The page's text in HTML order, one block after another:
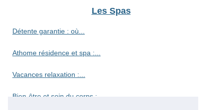
Les Spas
Détente garantie : où...
Athome résidence et spa :...
Vacances relaxation :...
Bien-être et soin du corps :...